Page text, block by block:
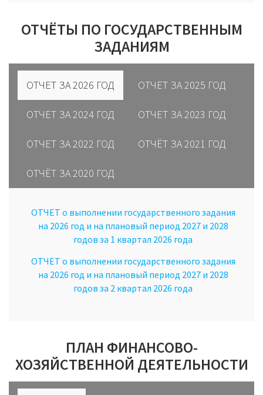
ОТЧЁТЫ ПО ГОСУДАРСТВЕННЫМ
ЗАДАНИЯМ
ОТЧЕТ ЗА 2026 ГОД ОТЧЕТ ЗА 2025 ГОД
ОТЧЕТ ЗА 2024 ГОД ОТЧЕТ ЗА 2023 ГОД
ОТЧЕТ ЗА 2022 ГОД ОТЧЁТ ЗА 2021 ГОД
ОТЧЁТ ЗА 2020 ГОД
ОТЧЕТ о выполнении государственного задания
на 2026 год и на плановый период 2027 и 2028
годов за 1 квартал 2026 года
ОТЧЕТ о выполнении государственного задания
на 2026 год и на плановый период 2027 и 2028
годов за 2 квартал 2026 года
ПЛАН ФИНАНСОВО-
ХОЗЯЙСТВЕННОЙ ДЕЯТЕЛЬНОСТИ